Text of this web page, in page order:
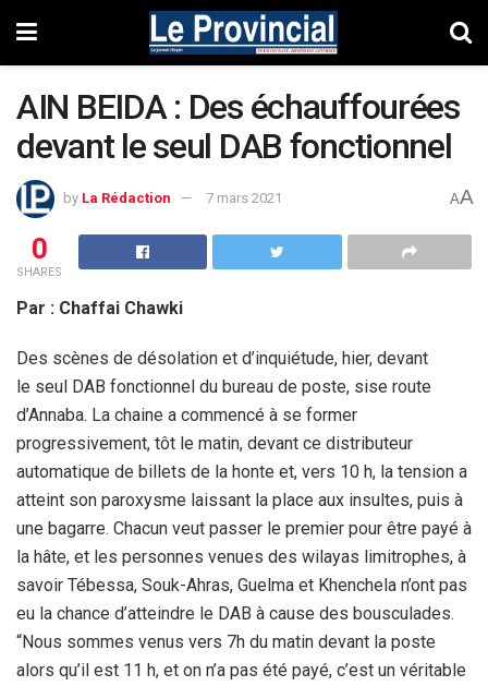
AIN BEIDA : Des échauffourées
devant le seul DAB fonctionnel
by La Rédaction 7 mars 2021 AA
0
SHARES
Par : Chaffai Chawki
Des scènes de désolation et d’inquiétude, hier, devant
le seul DAB fonctionnel du bureau de poste, sise route
d’Annaba. La chaine a commencé à se former
progressivement, tôt le matin, devant ce distributeur
automatique de billets de la honte et, vers 10 h, la tension a
atteint son paroxysme laissant la place aux insultes, puis à
une bagarre. Chacun veut passer le premier pour être payé à
la hâte, et les personnes venues des wilayas limitrophes, à
savoir Tébessa, Souk-Ahras, Guelma et Khenchela n’ont pas
eu la chance d’atteindre le DAB à cause des bousculades.
“Nous sommes venus vers 7h du matin devant la poste
alors qu’il est 11 h, et on n’a pas été payé, c’est un véritable